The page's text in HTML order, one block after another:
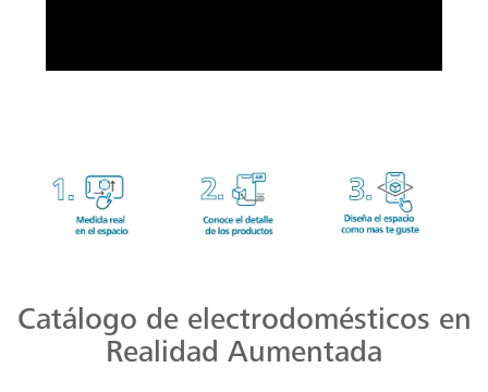
Catálogo de electrodomésticos en
Realidad Aumentada